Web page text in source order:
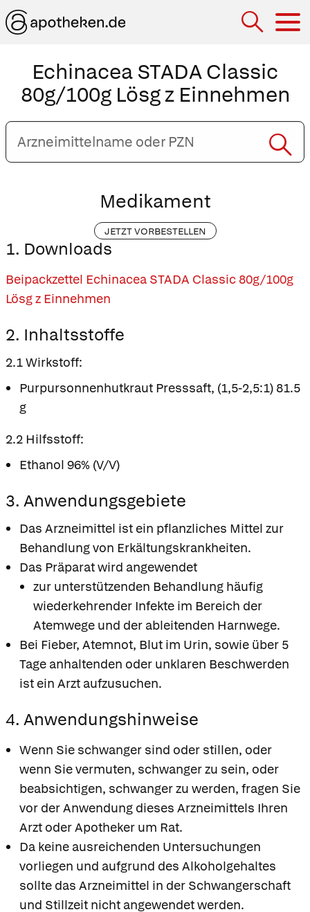
Echinacea STADA Classic
80g/100g Lösg z Einnehmen
Arzneimittelname
oder
PZN
Medikament
JETZT VORBESTELLEN
1. Downloads
Beipackzettel Echinacea STADA Classic 80g/100g
Lösg z Einnehmen
2. Inhaltsstoffe
2.1 Wirkstoff:
Purpursonnenhutkraut Presssaft, (1,5-2,5:1) 81.5
g
2.2 Hilfsstoff:
Ethanol 96% (V/V)
3. Anwendungsgebiete
Das Arzneimittel ist ein pflanzliches Mittel zur
Behandlung von Erkältungskrankheiten.
Das Präparat wird angewendet
zur unterstützenden Behandlung häufig
wiederkehrender Infekte im Bereich der
Atemwege und der ableitenden Harnwege.
Bei Fieber, Atemnot, Blut im Urin, sowie über 5
Tage anhaltenden oder unklaren Beschwerden
ist ein Arzt aufzusuchen.
4. Anwendungshinweise
Wenn Sie schwanger sind oder stillen, oder
wenn Sie vermuten, schwanger zu sein, oder
beabsichtigen, schwanger zu werden, fragen Sie
vor der Anwendung dieses Arzneimittels Ihren
Arzt oder Apotheker um Rat.
Da keine ausreichenden Untersuchungen
vorliegen und aufgrund des Alkoholgehaltes
sollte das Arzneimittel in der Schwangerschaft
und Stillzeit nicht angewendet werden.